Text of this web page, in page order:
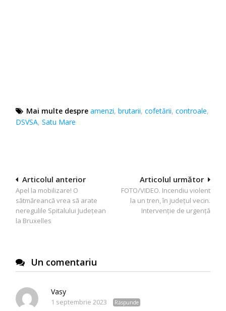
Mai multe despre amenzi,brutarii,cofetării,controale,
DSVSA,Satu Mare
Navigare
în
articole
Articolul următor
FOTO/VIDEO. Incendiu violent
la un tren, în județul vecin.
Intervenție de urgență
Articolul anterior
Apel la mobilizare! O
sătmăreancă vrea să arate
neregulile Spitalului Județean
la Bruxelles
Un comentariu
Vasy
1 septembrie 2023 Răspunde